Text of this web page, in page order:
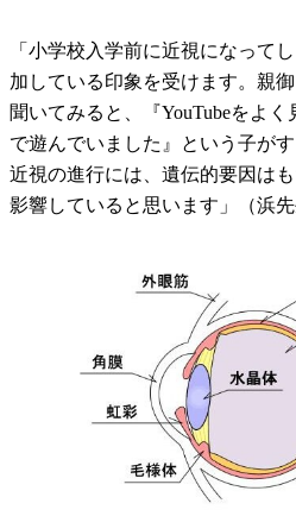
「小学校入学前に近視になって
加している印象を受けます。親
聞いてみると、『YouTubeをよ
で遊んでいました』という子が
近視の進行には、遺伝的要因は
影響していると思います」（浜